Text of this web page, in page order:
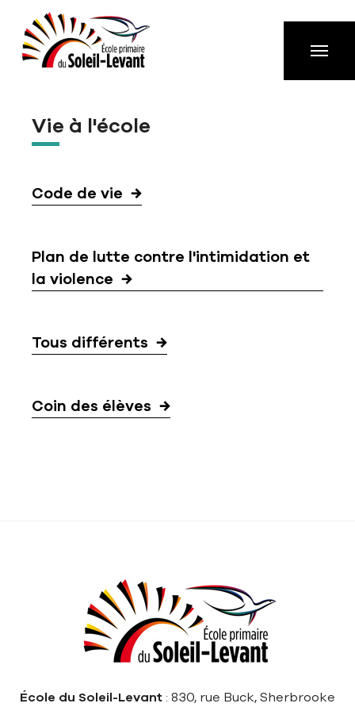
Aller à la navigation principale
Aller au contenu principal
Passer au pied de page
Vie à l'école
Code de vie
Plan de lutte contre l'intimidation et
la violence
Tous différents
Coin des élèves
École du Soleil-Levant : 830, rue Buck, Sherbrooke